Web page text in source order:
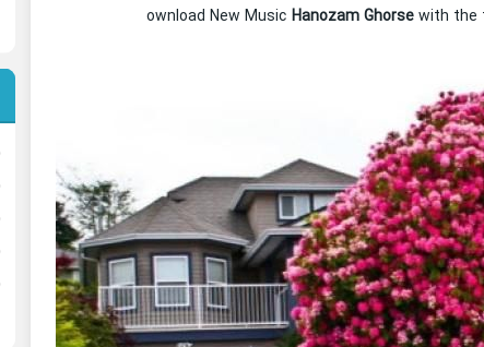
ownload New Music Hanozam Ghorse with the